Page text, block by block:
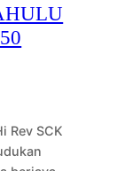
Rev SCK